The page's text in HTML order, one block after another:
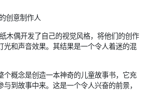
创意制作人
木偶开发了自己的视觉风格，将他们的创作
光和声音效果。其结果是一个令人着迷的混
个概念是创造一本神奇的儿童故事书，它充
到故事中来。这是一个令人兴奋的前景，